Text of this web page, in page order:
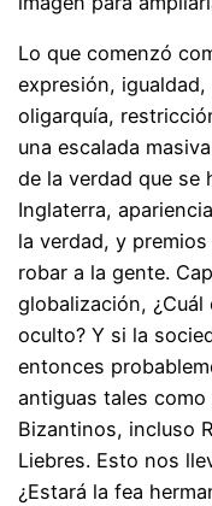
Lo que comenzó
expresión,
oligarquía,
una escalada
de la verdad que se
Inglaterra,
la verdad, y
robar a la gente.
globalización,
oculto? Y si la
entonces
antiguas tales
Bizantinos, incluso
Liebres. Esto nos
¿Estará la fea